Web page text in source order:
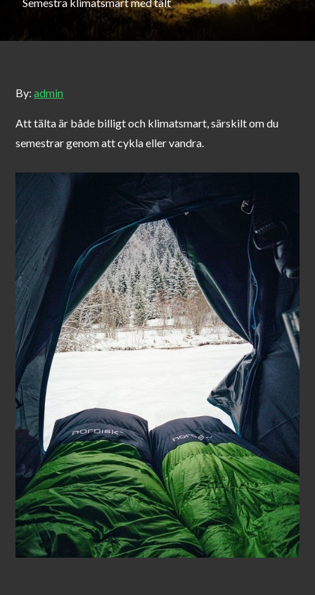
By:admin
Att tälta är både billigt och klimatsmart, särskilt om du
semestrar genom att cykla eller vandra.